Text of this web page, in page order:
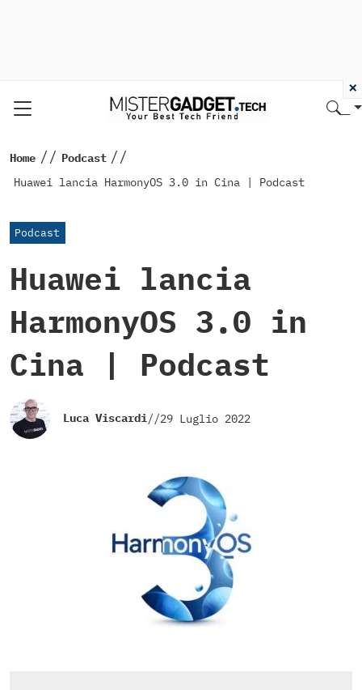
Home // Podcast //
Huawei lancia HarmonyOS 3.0 in Cina | Podcast
Podcast
Huawei lancia
HarmonyOS 3.0 in
Cina | Podcast
Luca Viscardi//29 Luglio 2022
×